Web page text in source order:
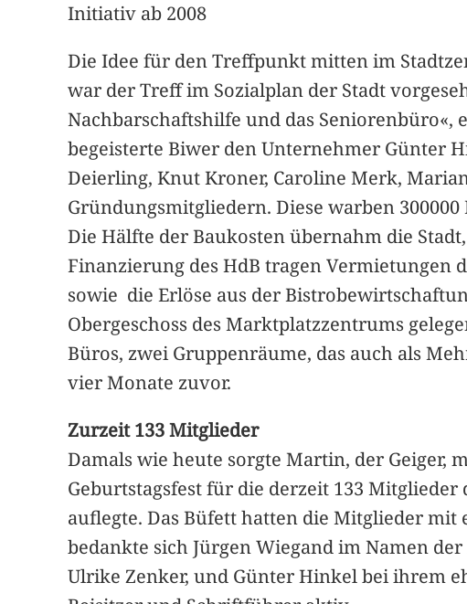
Initiativ ab 2008
Die Idee für den Treffpunkt mitten im
war der Treff im Sozialplan der Stadt
Nachbarschaftshilfe und das Seniorenbüro«,
begeisterte Biwer den Unternehmer Günter
Deierling, Knut Kroner, Caroline Merk,
Gründungsmitgliedern. Diese warben 300000
Die Hälfte der Baukosten übernahm die
Finanzierung des HdB tragen Vermietungen
sowie die Erlöse aus der
Obergeschoss des Marktplatzzentrums
Büros, zwei Gruppenräume, das auch als
vier Monate zuvor.
Zurzeit 133 Mitglieder
Damals wie heute sorgte Martin, der Geiger,
Geburtstagsfest für die derzeit 133
auflegte. Das Büfett hatten die Mitglieder
bedankte sich Jürgen Wiegand im Namen
Ulrike Zenker, und Günter Hinkel bei ihrem